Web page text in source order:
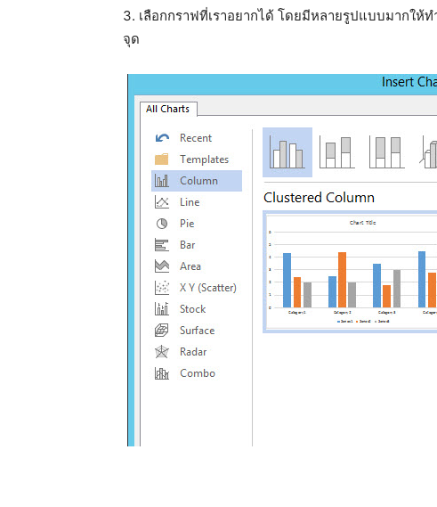
3. เลือกกราฟที่เราอยากได้ โดยมีหลายรูปแบบมากให้
จุด